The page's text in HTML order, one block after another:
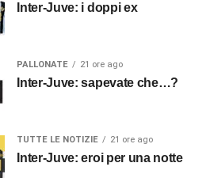
Inter-Juve: i doppi ex
PALLONATE 21 ore ago
Inter-Juve: sapevate che…?
TUTTE LE NOTIZIE 21 ore ago
Inter-Juve: eroi per una notte